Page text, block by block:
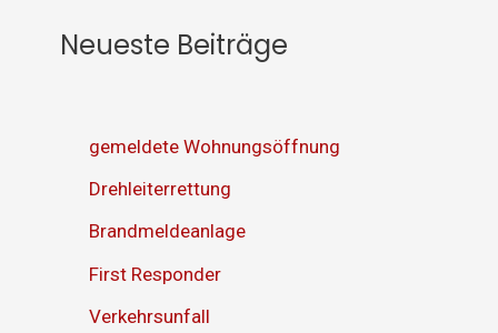
Neueste Beiträge
gemeldete Wohnungsöffnung
Drehleiterrettung
Brandmeldeanlage
First Responder
Verkehrsunfall